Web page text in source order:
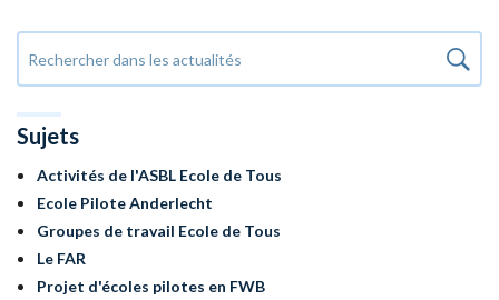
Sujets
Activités de l'ASBL Ecole de Tous
Ecole Pilote Anderlecht
Groupes de travail Ecole de Tous
Le FAR
Projet d'écoles pilotes en FWB